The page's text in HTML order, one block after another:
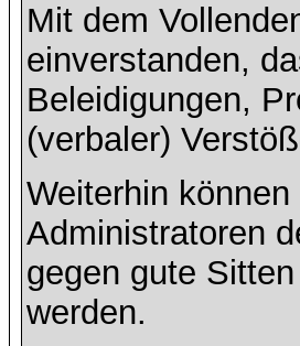
Mit dem
einverstanden,
Beleidigungen,
(verbaler)
Weiterhin
Administratoren
gegen gute
werden.